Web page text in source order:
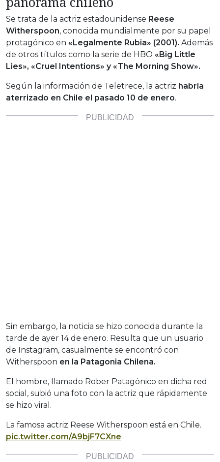
Se trata de la actriz estadounidense Reese
Witherspoon, conocida mundialmente por su papel
protagónico en «Legalmente Rubia» (2001). Además
de otros títulos como la serie de HBO «Big Little
Lies», «Cruel Intentions» y «The Morning Show».
Según la información de Teletrece, la actriz habría
aterrizado en Chile el pasado 10 de enero.
Sin embargo, la noticia se hizo conocida durante la
tarde de ayer 14 de enero. Resulta que un usuario
de Instagram, casualmente se encontró con
Witherspoon en la Patagonia Chilena.
El hombre, llamado Rober Patagónico en dicha red
social, subió una foto con la actriz que rápidamente
se hizo viral.
La famosa actriz Reese Witherspoon está en Chile.
pic.twitter.com/A9bjF7CXne